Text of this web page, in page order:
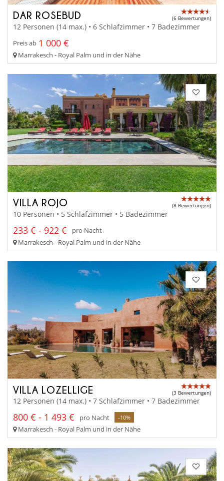
DAR ROSEBUD (6 Bewertungen)
12 Personen (14 max.) • 6 Schlafzimmer • 7 Badezimmer
Preis ab 1 000 €
Marrakesch - Royal Palm und in der Nähe
VILLA ROJO (8 Bewertungen)
10 Personen • 5 Schlafzimmer • 5 Badezimmer
233 € - 922 €
pro Nacht
Marrakesch - Royal Palm und in der Nähe
VILLA LOZELLIGE (3 Bewertungen)
12 Personen (14 max.) • 7 Schlafzimmer • 7 Badezimmer
800 € - 1 493 € pro Nacht -10%
Marrakesch - Royal Palm und in der Nähe